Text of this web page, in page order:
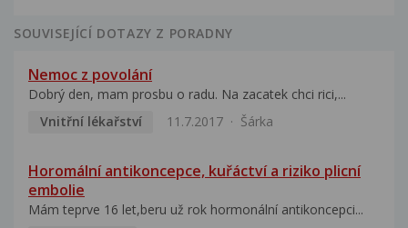
SOUVISEJÍCÍ DOTAZY Z PORADNY
Nemoc z povolání
Dobrý den, mam prosbu o radu. Na zacatek chci rici,...
Vnitřní lékařství
11.7.2017 Šárka
Horomální antikoncepce, kuřáctví a riziko plicní
embolie
Mám teprve 16 let,beru už rok hormonální antikoncepci...